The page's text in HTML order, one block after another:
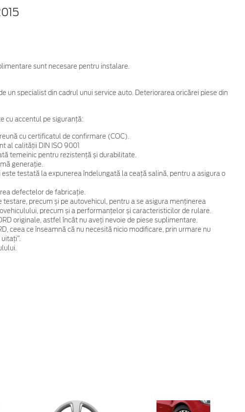
sunt necesare pentru instalare.
un specialist din cadrul unui service auto. Deteriorarea oricărei piese din
cu accentul pe siguranță:
cu certificatul de confirmare (COC).
al calității DIN ISO 9001
temeinic pentru rezistență și durabilitate.
generație.
testată la expunerea îndelungată la ceață salină, pentru a asigura o
defectelor de fabricație.
precum și pe autovehicul, pentru a se asigura menținerea
precum și a performanțelor și caracteristicilor de rulare.
originale, astfel încât nu aveți nevoie de piese suplimentare.
ceea ce înseamnă că nu necesită nicio modificare, prin urmare nu